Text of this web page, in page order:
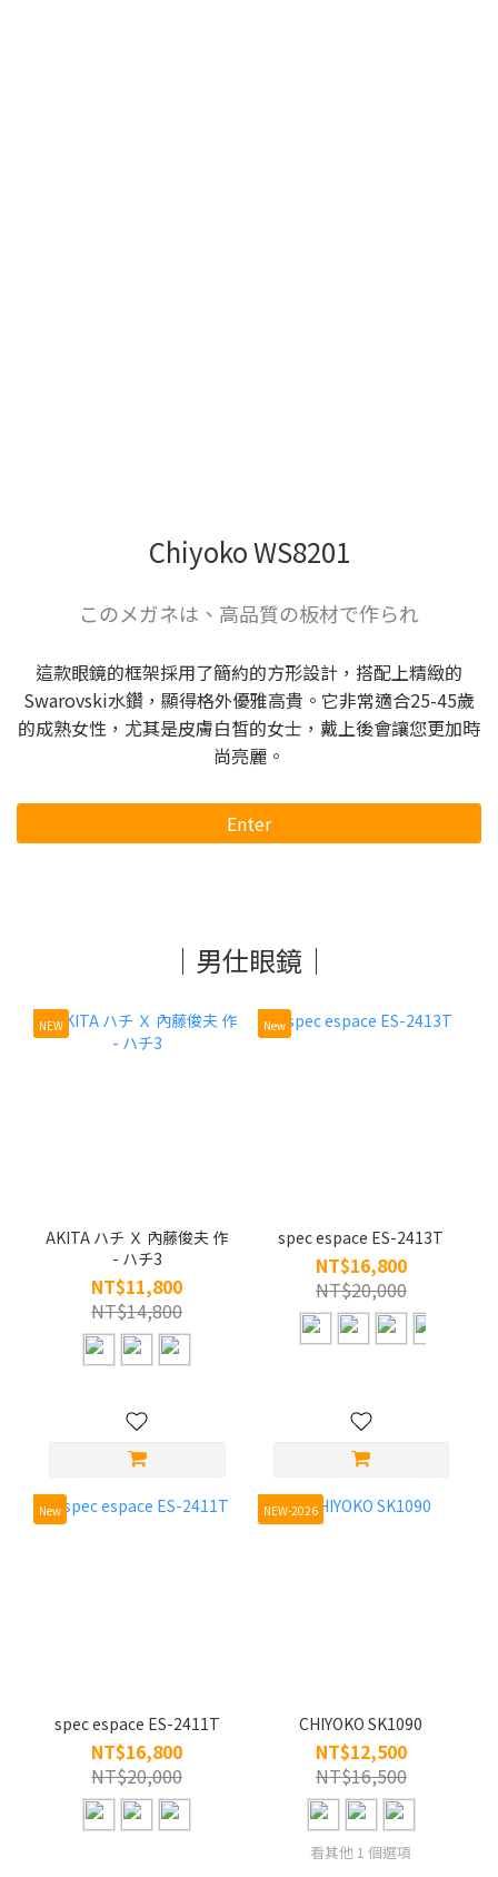
Chiyoko WS8201
このメガネは、高品質の板材で作られ
這款眼鏡的框架採用了簡約的方形設計，搭配上精緻的
Swarovski水鑽，顯得格外優雅高貴。它非常適合25-45歲
的成熟女性，尤其是皮膚白皙的女士，戴上後會讓您更加時
尚亮麗。
Enter
｜男仕眼鏡｜
NEW
AKITA ハチ Ｘ 內藤俊夫 作
- ハチ3
NT$11,800
NT$14,800
New
spec espace ES-2413T
NT$16,800
NT$20,000
New
spec espace ES-2411T
NT$16,800
NT$20,000
NEW-2026
CHIYOKO SK1090
NT$12,500
NT$16,500
看其他 1 個選項